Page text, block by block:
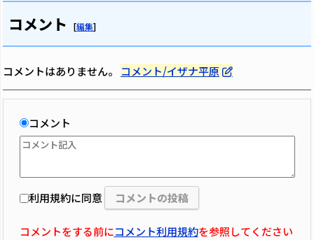
コメント [編集]
コメントはありません。 コメント/イザナ平原
コメント
利用規約に同意
コメントをする前にコメント利用規約を参照してください